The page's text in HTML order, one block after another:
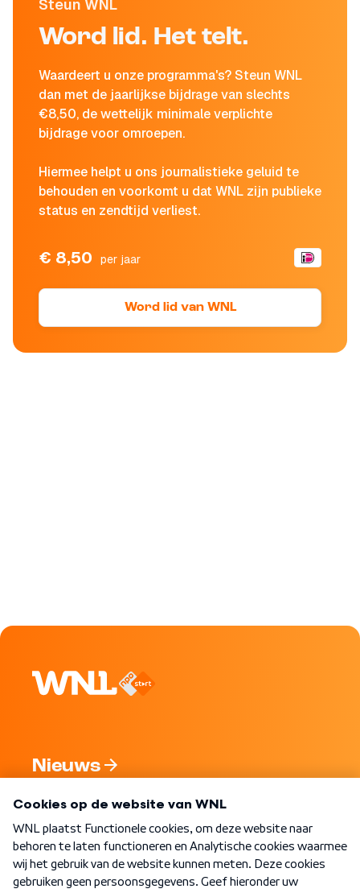
Steun WNL
Word lid. Het telt.
Waardeert u onze programma's? Steun WNL
dan met de jaarlijkse bijdrage van slechts
€8,50, de wettelijk minimale verplichte
bijdrage voor omroepen.
Hiermee helpt u ons journalistieke geluid te
behouden en voorkomt u dat WNL zijn publieke
status en zendtijd verliest.
€ 8,50 per jaar
Word lid van WNL
Nieuws
Nieuwsbrief
Word Lid